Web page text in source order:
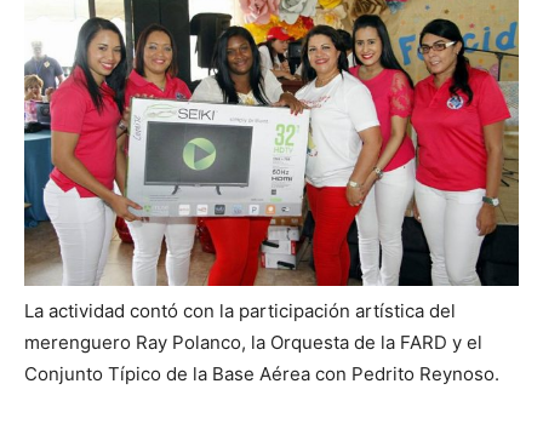
La actividad contó con la participación artística del
merenguero Ray Polanco, la Orquesta de la FARD y el
Conjunto Típico de la Base Aérea con Pedrito Reynoso.